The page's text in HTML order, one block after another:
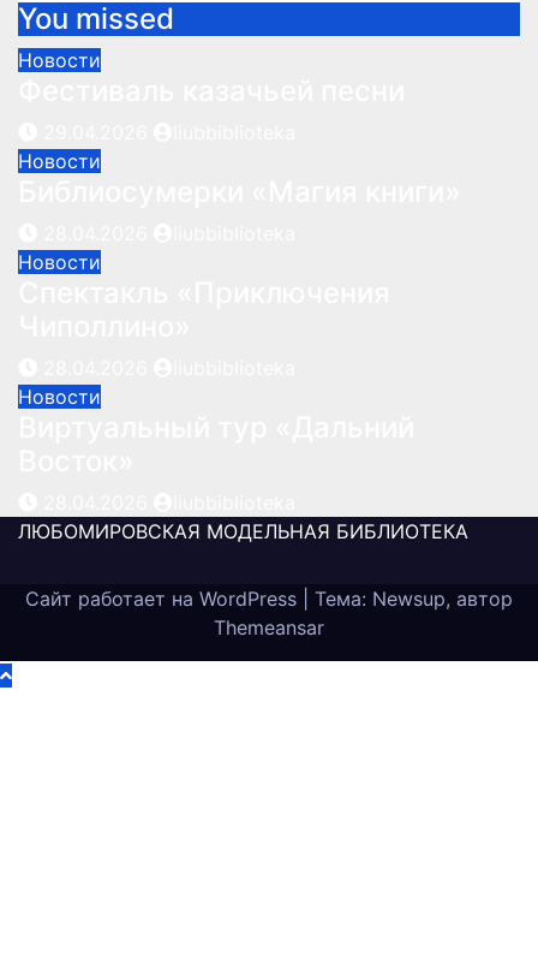
You missed
Новости
Новости
Новости
Новости
ЛЮБОМИРОВСКАЯ МОДЕЛЬНАЯ БИБЛИОТЕКА
Сайт работает на WordPress
Тема: Newsup, автор
Themeansar